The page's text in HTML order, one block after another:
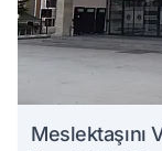
Meslektaşını